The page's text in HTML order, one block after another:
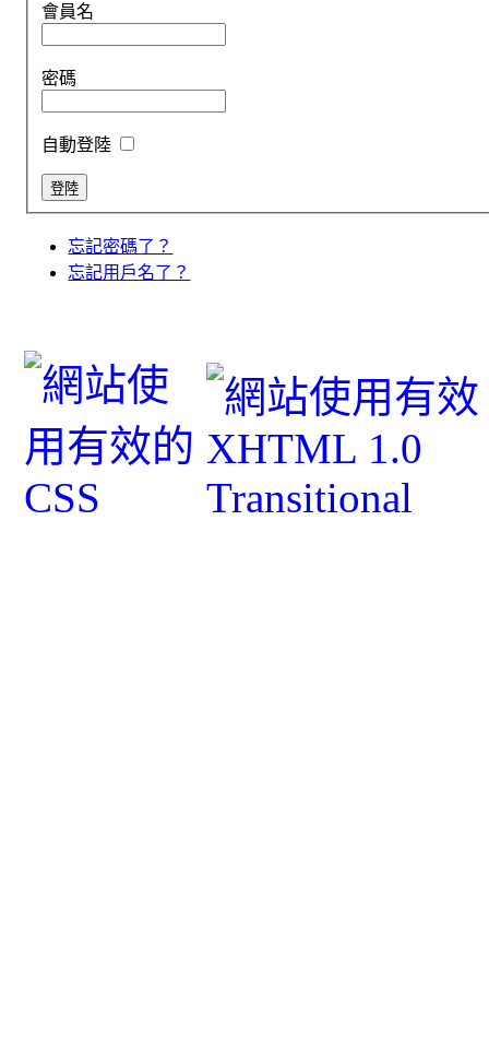
會員名
密碼
自動登陸
忘記密碼了？
忘記用戶名了？